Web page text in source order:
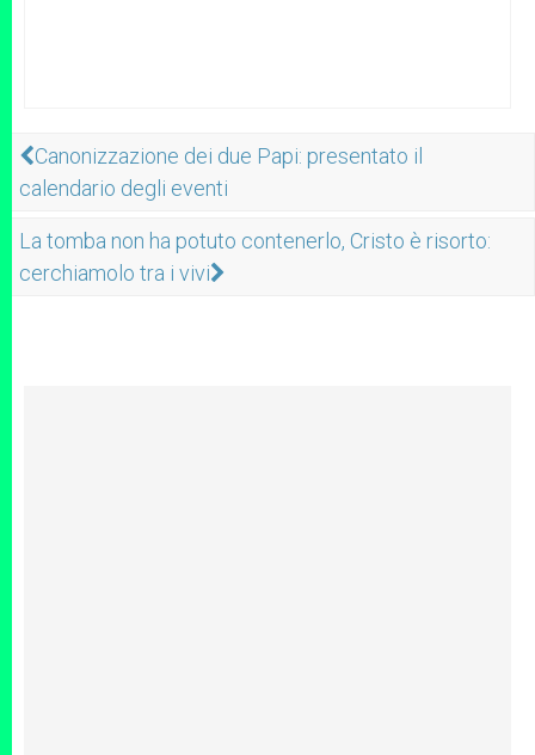
Canonizzazione dei due Papi: presentato il
calendario degli eventi
La tomba non ha potuto contenerlo, Cristo è risorto:
cerchiamolo tra i vivi